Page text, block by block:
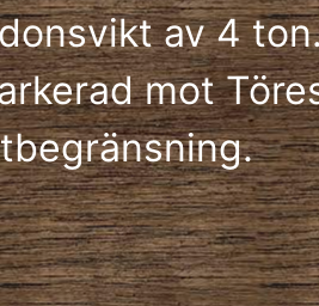
av 4
mot